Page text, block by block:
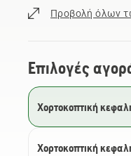
Προβολή όλων
Επιλογές
Χορτοκοπτική
Χορτοκοπτική